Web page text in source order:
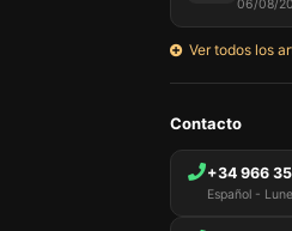
06/08/
Ver todos los
Contacto
+34 966
Español -